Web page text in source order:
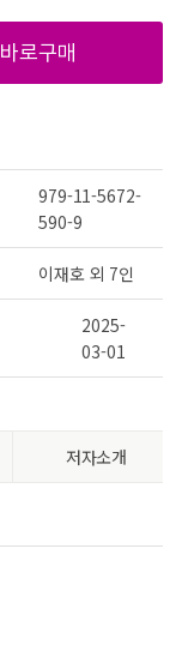
바로구매
979-11-5672-
590-9
이재호 외 7인
2025-
03-01
저자소개